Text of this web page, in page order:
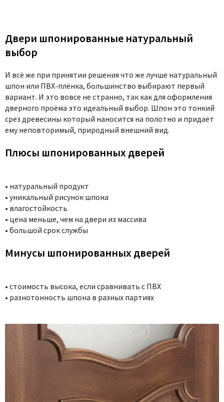
Двери шпонированные натуральный
выбор
И всё же при принятии решения что же лучше натуральный
шпон или ПВХ-плёнка, большинство выбирают первый
вариант. И это вовсе не странно, так как для оформления
дверного проёма это идеальный выбор. Шпон это тонкий
срез древесины который наносится на полотно и придаёт
ему неповторимый, природный внешний вид.
Плюсы шпонированных дверей
• натуральный продукт
• уникальный рисунок шпона
• влагостойкость
• цена меньше, чем на двери из массива
• большой срок службы
Минусы шпонированных дверей
• стоимость высока, если сравнивать с ПВХ
• разнотонность шпона в разных партиях